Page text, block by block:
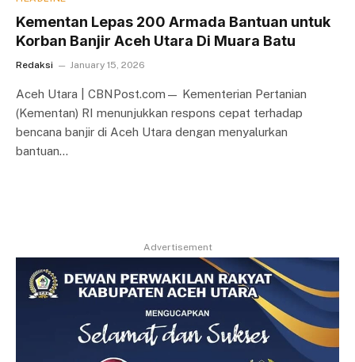
Kementan Lepas 200 Armada Bantuan untuk
Korban Banjir Aceh Utara Di Muara Batu
Redaksi January 15, 2026
Aceh Utara | CBNPost.com— Kementerian Pertanian
(Kementan) RI menunjukkan respons cepat terhadap
bencana banjir di Aceh Utara dengan menyalurkan
bantuan…
Advertisement